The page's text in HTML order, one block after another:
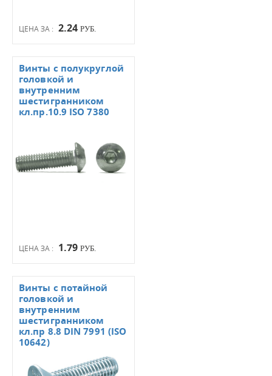
ЦЕНА ЗА : 2.24 РУБ.
ЦЕНА ЗА : 1.79 РУБ.
Винты с полукруглой
головкой и
внутренним
шестигранником
кл.пр.10.9 ISO 7380
Винты с потайной
головкой и
внутренним
шестигранником
кл.пр 8.8 DIN 7991 (ISO
10642)